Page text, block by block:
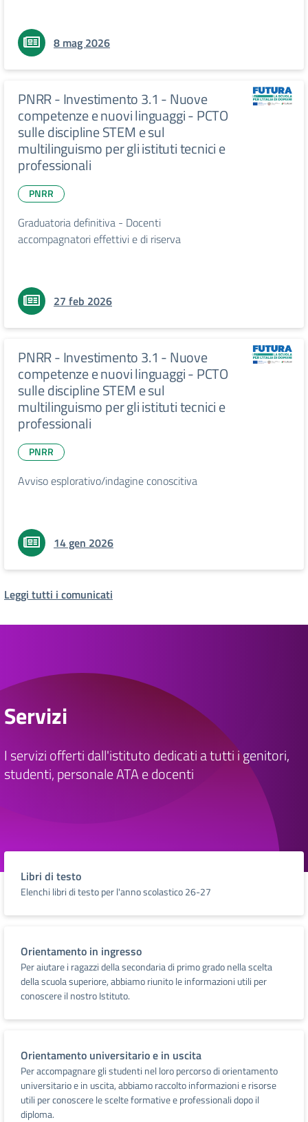
8 mag 2026
PNRR - Investimento 3.1 - Nuove
competenze e nuovi linguaggi - PCTO
sulle discipline STEM e sul
multilinguismo per gli istituti tecnici e
professionali
PNRR
Graduatoria definitiva - Docenti
accompagnatori effettivi e di riserva
27 feb 2026
PNRR - Investimento 3.1 - Nuove
competenze e nuovi linguaggi - PCTO
sulle discipline STEM e sul
multilinguismo per gli istituti tecnici e
professionali
PNRR
Avviso esplorativo/indagine conoscitiva
14 gen 2026
Leggi tutti i comunicati
Servizi
I servizi offerti dall'istituto dedicati a tutti i genitori,
studenti, personale ATA e docenti
Libri di testo
Elenchi libri di testo per l'anno scolastico 26-27
Orientamento in ingresso
Per aiutare i ragazzi della secondaria di primo grado nella scelta
della scuola superiore, abbiamo riunito le informazioni utili per
conoscere il nostro Istituto.
Orientamento universitario e in uscita
Per accompagnare gli studenti nel loro percorso di orientamento
universitario e in uscita, abbiamo raccolto informazioni e risorse
utili per conoscere le scelte formative e professionali dopo il
diploma.